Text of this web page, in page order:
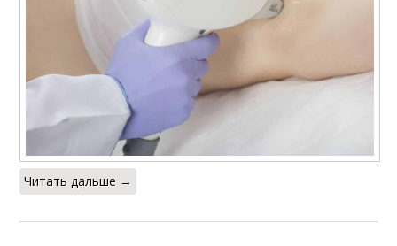
Читать дальше →